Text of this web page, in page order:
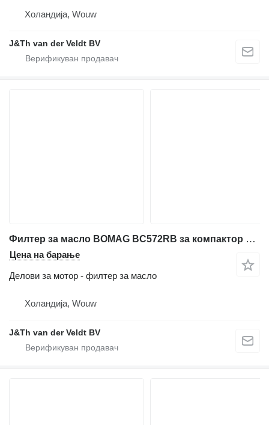
Холандија, Wouw
J&Th van der Veldt BV
Филтер за масло BOMAG BC572RB за компактор BOMAG BC572RB
Цена на барање
Делови за мотор - филтер за масло
Холандија, Wouw
J&Th van der Veldt BV